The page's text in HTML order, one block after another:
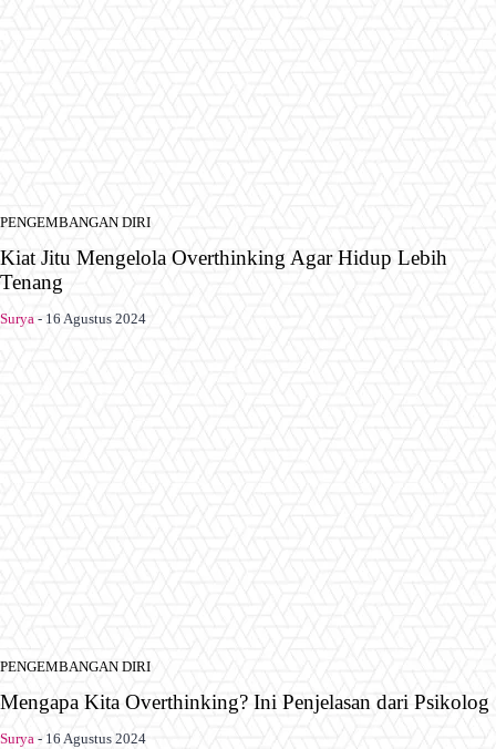
PENGEMBANGAN DIRI
Kiat Jitu Mengelola Overthinking Agar Hidup Lebih
Tenang
Surya - 16 Agustus 2024
PENGEMBANGAN DIRI
Mengapa Kita Overthinking? Ini Penjelasan dari Psikolog
Surya - 16 Agustus 2024